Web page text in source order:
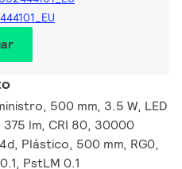
500 mm, 3.5 W, LED
lm, CRI 80, 30000
Plástico, 500 mm, RG0,
PstLM 0.1